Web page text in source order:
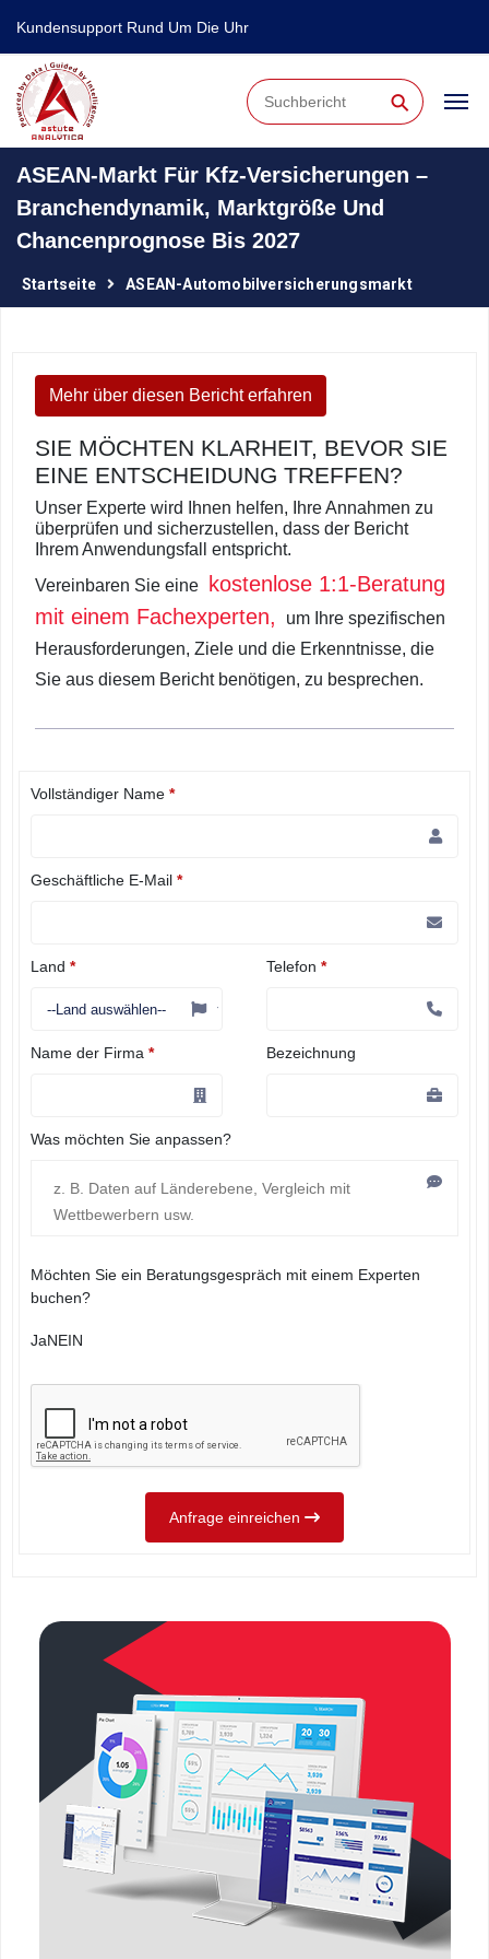
Kundensupport Rund Um Die Uhr
⚲
ASEAN-Markt Für Kfz-Versicherungen –
Branchendynamik, Marktgröße Und
Chancenprognose Bis 2027
Startseite ASEAN-Automobilversicherungsmarkt
Mehr über diesen Bericht erfahren
SIE MÖCHTEN KLARHEIT, BEVOR SIE
EINE ENTSCHEIDUNG TREFFEN?
Unser Experte wird Ihnen helfen, Ihre Annahmen zu
überprüfen und sicherzustellen, dass der Bericht
Ihrem Anwendungsfall entspricht.
Vereinbaren Sie eine
kostenlose 1:1-Beratung
mit einem Fachexperten,
um Ihre spezifischen
Herausforderungen, Ziele und die Erkenntnisse, die
Sie aus diesem Bericht benötigen, zu besprechen.
Vollständiger Name *
Geschäftliche E-Mail *
Land * Telefon *
Name der Firma * Bezeichnung
Was möchten Sie anpassen?
Möchten Sie ein Beratungsgespräch mit einem Experten
buchen?
JaNEIN
Anfrage einreichen